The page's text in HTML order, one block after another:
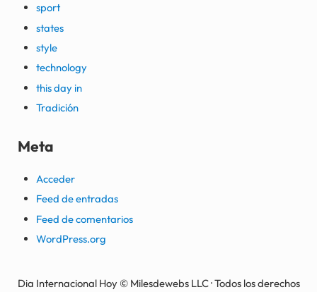
sport
states
style
technology
this day in
Tradición
Meta
Acceder
Feed de entradas
Feed de comentarios
WordPress.org
Dia Internacional Hoy © Milesdewebs LLC · Todos los derechos